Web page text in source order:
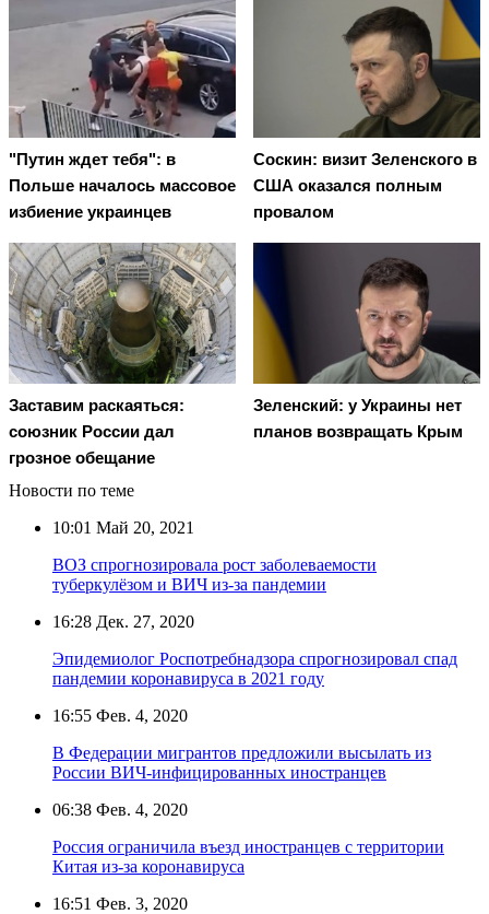
"Путин ждет тебя": в
Польше началось массовое
избиение украинцев
Соскин: визит Зеленского в
США оказался полным
провалом
Заставим раскаяться:
союзник России дал
грозное обещание
Зеленский: у Украины нет
планов возвращать Крым
Новости по теме
10:01 Май 20, 2021
ВОЗ спрогнозировала рост заболеваемости
туберкулёзом и ВИЧ из-за пандемии
16:28 Дек. 27, 2020
Эпидемиолог Роспотребнадзора спрогнозировал спад
пандемии коронавируса в 2021 году
16:55 Фев. 4, 2020
В Федерации мигрантов предложили высылать из
России ВИЧ-инфицированных иностранцев
06:38 Фев. 4, 2020
Россия ограничила въезд иностранцев с территории
Китая из-за коронавируса
16:51 Фев. 3, 2020